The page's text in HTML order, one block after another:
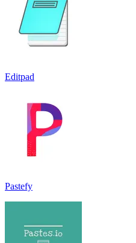
Editpad
Pastefy